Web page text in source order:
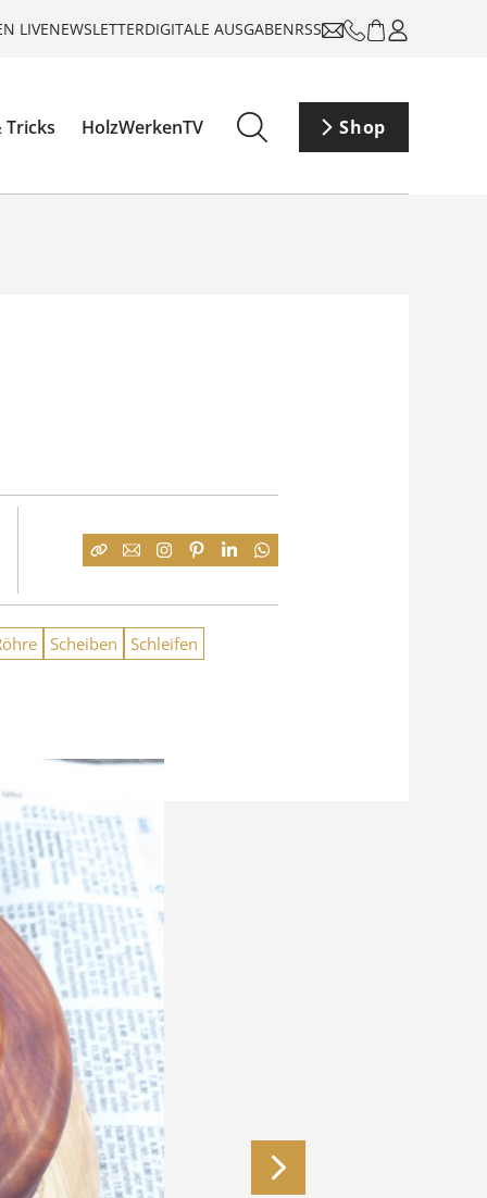
LIVENEWSLETTERDIGITALE AUSGABENRSS
Tricks HolzWerkenTV Shop
Scheiben Schleifen